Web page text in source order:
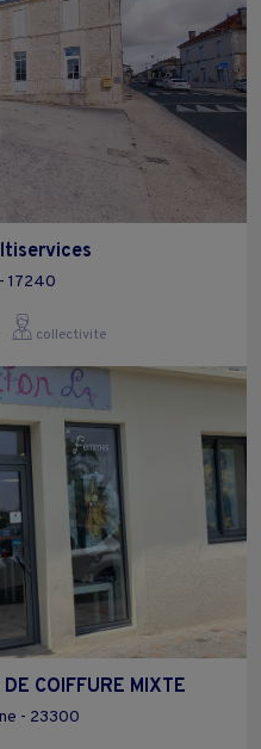
17240
collectivite
COIFFURE MIXTE
- 23300